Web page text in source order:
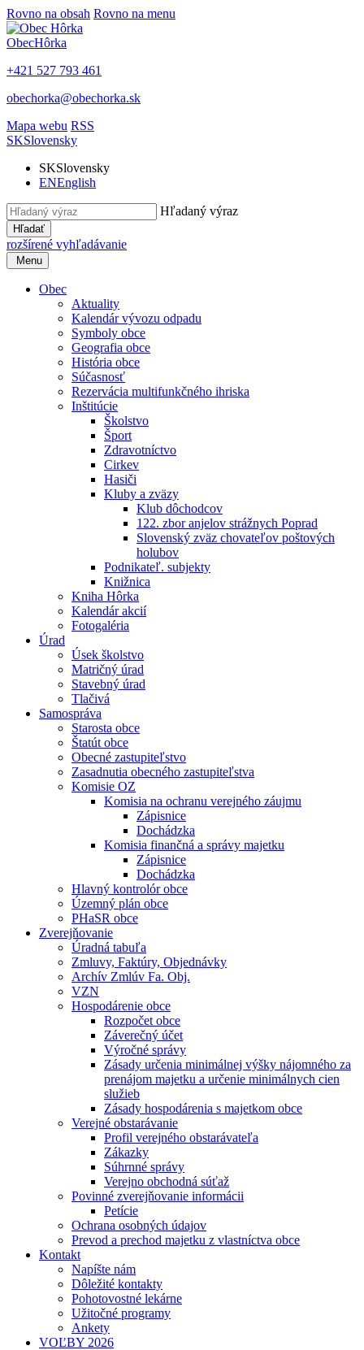
Rovno na obsah Rovno na menu
ObecHôrka
+421 527 793 461
obechorka@obechorka.sk
Mapa webu RSS
SKSlovensky
SKSlovensky
ENEnglish
Hľadaný výraz
Hľadať
rozšírené vyhľadávanie
Menu
Obec
Aktuality
Kalendár vývozu odpadu
Symboly obce
Geografia obce
História obce
Súčasnosť
Rezervácia multifunkčného ihriska
Inštitúcie
Školstvo
Šport
Zdravotníctvo
Cirkev
Hasiči
Kluby a zväzy
Klub dôchodcov
122. zbor anjelov strážnych Poprad
Slovenský zväz chovateľov poštových
holubov
Podnikateľ. subjekty
Knižnica
Kniha Hôrka
Kalendár akcií
Fotogaléria
Úrad
Úsek školstvo
Matričný úrad
Stavebný úrad
Tlačivá
Samospráva
Starosta obce
Štatút obce
Obecné zastupiteľstvo
Zasadnutia obecného zastupiteľstva
Komisie OZ
Komisia na ochranu verejného záujmu
Zápisnice
Dochádzka
Komisia finančná a správy majetku
Zápisnice
Dochádzka
Hlavný kontrolór obce
Územný plán obce
PHaSR obce
Zverejňovanie
Úradná tabuľa
Zmluvy, Faktúry, Objednávky
Archív Zmlúv Fa. Obj.
VZN
Hospodárenie obce
Rozpočet obce
Záverečný účet
Výročné správy
Zásady určenia minimálnej výšky nájomného za
prenájom majetku a určenie minimálnych cien
služieb
Zásady hospodárenia s majetkom obce
Verejné obstarávanie
Profil verejného obstarávateľa
Zákazky
Súhrnné správy
Verejno obchodná súťaž
Povinné zverejňovanie informácii
Petície
Ochrana osobných údajov
Prevod a prechod majetku z vlastníctva obce
Kontakt
Napíšte nám
Dôležité kontakty
Pohotovostné lekárne
Užitočné programy
Ankety
VOĽBY 2026